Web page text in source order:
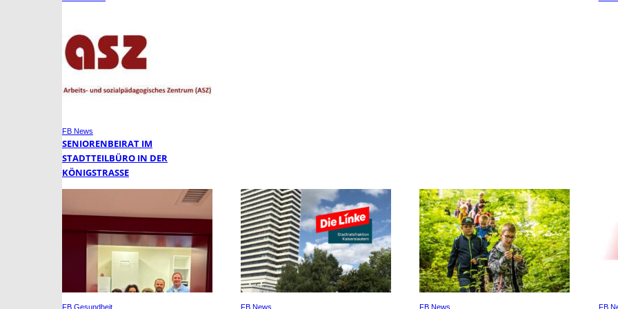
FB News
SENIORENBEIRAT IM
STADTTEILBÜRO IN DER
KÖNIGSTRASSE
FB Gesundheit FB News FB News FB